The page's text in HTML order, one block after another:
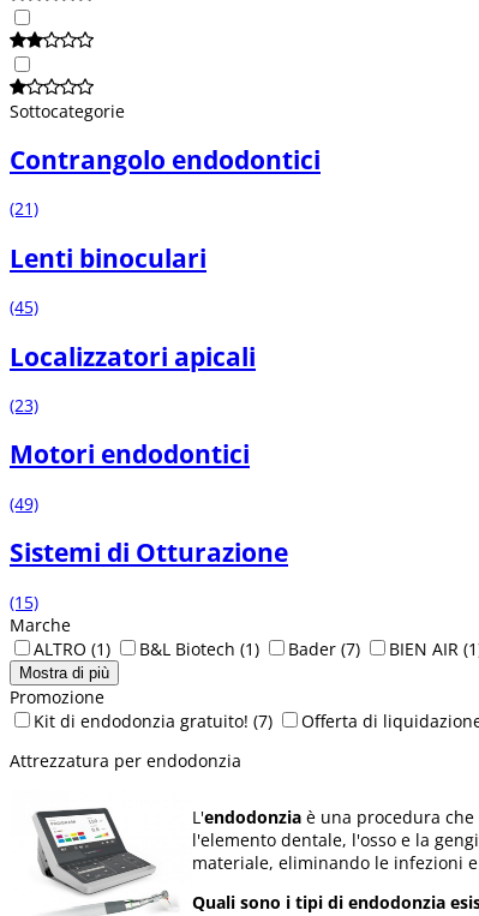
Sottocategorie
Contrangolo endodontici
(21)
Lenti binoculari
(45)
Localizzatori apicali
(23)
Motori endodontici
(49)
Sistemi di Otturazione
(15)
Marche
ALTRO (1) B&L Biotech (1) Bader (7) BIEN AIR
Mostra di più
Promozione
Kit di endodonzia gratuito! (7) Offerta di
Attrezzatura per endodonzia
L'endodonzia è una procedura
l'elemento dentale, l'osso e la
materiale, eliminando le infezioni
Quali sono i tipi di endodonzia